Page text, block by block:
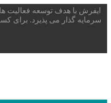
ایفرش با هدف توسعه فعالیت
سرمایه گذار می پذیرد. برای